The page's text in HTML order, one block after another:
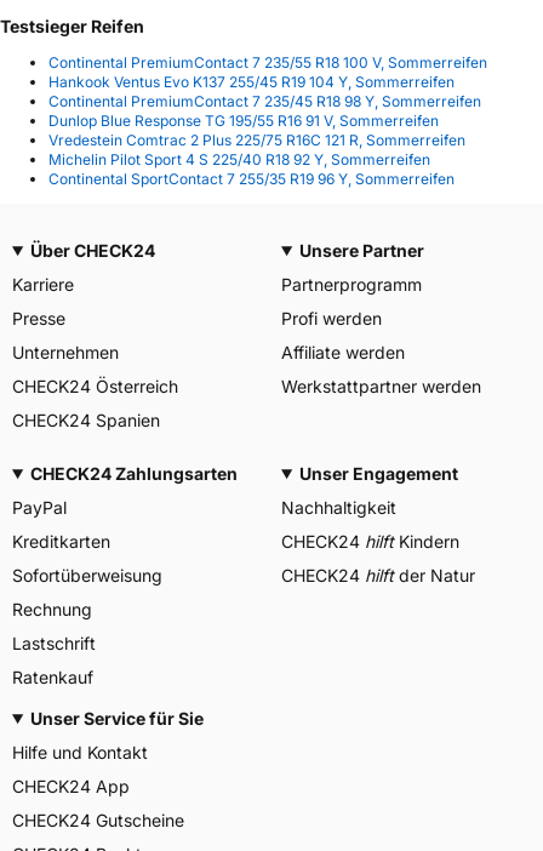
Testsieger Reifen
Continental PremiumContact 7 235/55 R18 100 V, Sommerreifen
Hankook Ventus Evo K137 255/45 R19 104 Y, Sommerreifen
Continental PremiumContact 7 235/45 R18 98 Y, Sommerreifen
Dunlop Blue Response TG 195/55 R16 91 V, Sommerreifen
Vredestein Comtrac 2 Plus 225/75 R16C 121 R, Sommerreifen
Michelin Pilot Sport 4 S 225/40 R18 92 Y, Sommerreifen
Continental SportContact 7 255/35 R19 96 Y, Sommerreifen
Über CHECK24
Karriere
Presse
Unternehmen
CHECK24 Österreich
CHECK24 Spanien
Unsere Partner
Partnerprogramm
Profi werden
Affiliate werden
Werkstattpartner werden
CHECK24 Zahlungsarten
PayPal
Kreditkarten
Sofortüberweisung
Rechnung
Lastschrift
Ratenkauf
Unser Engagement
Nachhaltigkeit
CHECK24 hilftKindern
CHECK24 hilftder Natur
Unser Service für Sie
Hilfe und Kontakt
CHECK24 App
CHECK24 Gutscheine